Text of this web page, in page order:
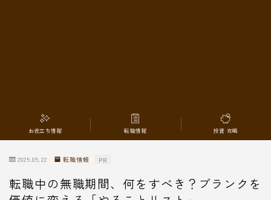
お役立ち情報 転職情報 投資 攻略
2025.05.22 転職情報 PR
転職中の無職期間、何をすべき？ブランクを